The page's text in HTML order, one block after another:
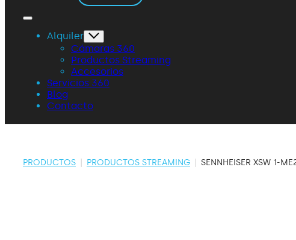
Alquiler
Cámaras 360
Productos Streaming
Accesorios
Servicios 360
Blog
Contacto
PRODUCTOS PRODUCTOS STREAMING SENNHEISER XSW 1-